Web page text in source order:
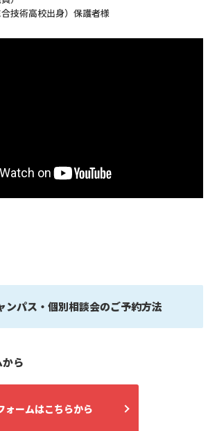
技術高校出身）保護者様
ンパス・個別相談会のご予約方法
ら
ォームはこちらから